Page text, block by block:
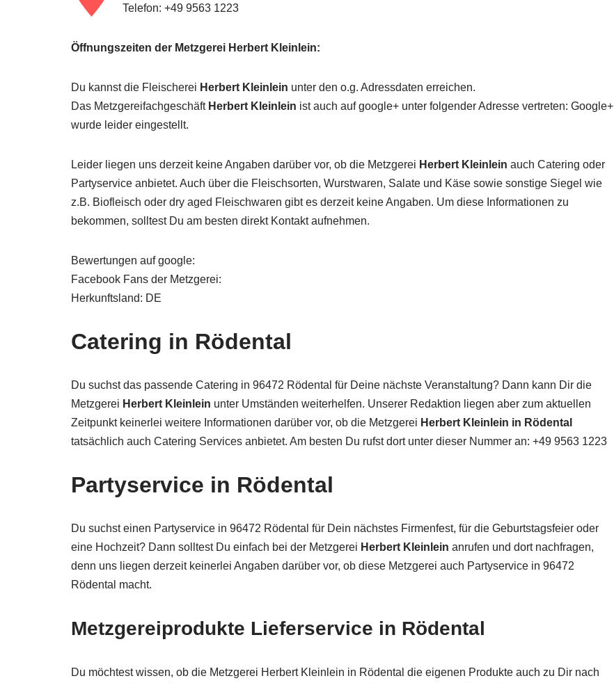
Telefon: +49 9563 1223
Öffnungszeiten der Metzgerei Herbert Kleinlein:
Du kannst die Fleischerei Herbert Kleinlein unter den o.g. Adressdaten erreichen.
Das Metzgereifachgeschäft Herbert Kleinlein ist auch auf google+ unter folgender Adresse vertreten: Google+
wurde leider eingestellt.
Leider liegen uns derzeit keine Angaben darüber vor, ob die Metzgerei Herbert Kleinlein auch Catering oder
Partyservice anbietet. Auch über die Fleischsorten, Wurstwaren, Salate und Käse sowie sonstige Siegel wie
z.B. Biofleisch oder dry aged Fleischwaren gibt es derzeit keine Angaben. Um diese Informationen zu
bekommen, solltest Du am besten direkt Kontakt aufnehmen.
Bewertungen auf google:
Facebook Fans der Metzgerei:
Herkunftsland: DE
Catering in Rödental
Du suchst das passende Catering in 96472 Rödental für Deine nächste Veranstaltung? Dann kann Dir die
Metzgerei Herbert Kleinlein unter Umständen weiterhelfen. Unserer Redaktion liegen aber zum aktuellen
Zeitpunkt keinerlei weitere Informationen darüber vor, ob die Metzgerei Herbert Kleinlein in Rödental
tatsächlich auch Catering Services anbietet. Am besten Du rufst dort unter dieser Nummer an: +49 9563 1223
Partyservice in Rödental
Du suchst einen Partyservice in 96472 Rödental für Dein nächstes Firmenfest, für die Geburtstagsfeier oder
eine Hochzeit? Dann solltest Du einfach bei der Metzgerei Herbert Kleinlein anrufen und dort nachfragen,
denn uns liegen derzeit keinerlei Angaben darüber vor, ob diese Metzgerei auch Partyservice in 96472
Rödental macht.
Metzgereiprodukte Lieferservice in Rödental
Du möchtest wissen, ob die Metzgerei Herbert Kleinlein in Rödental die eigenen Produkte auch zu Dir nach